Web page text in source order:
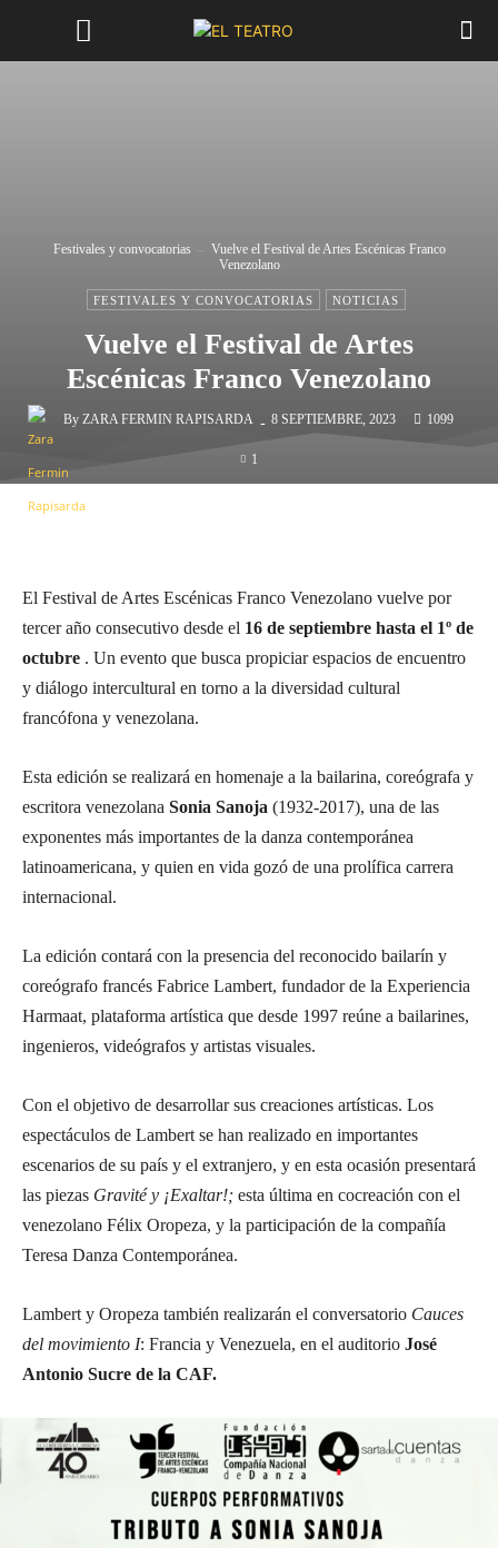
Festivales y convocatorias
Vuelve el Festival de Artes Escénicas Franco
Venezolano
FESTIVALES Y CONVOCATORIAS NOTICIAS
Vuelve el Festival de Artes
Escénicas Franco Venezolano
By ZARA FERMIN RAPISARDA - 8 SEPTIEMBRE, 2023 1099
1
El Festival de Artes Escénicas Franco Venezolano vuelve por
tercer año consecutivo desde el 16 de septiembre hasta el 1º de
octubre . Un evento que busca propiciar espacios de encuentro
y diálogo intercultural en torno a la diversidad cultural
francófona y venezolana.
Esta edición se realizará en homenaje a la bailarina, coreógrafa y
escritora venezolana Sonia Sanoja (1932-2017), una de las
exponentes más importantes de la danza contemporánea
latinoamericana, y quien en vida gozó de una prolífica carrera
internacional.
La edición contará con la presencia del reconocido bailarín y
coreógrafo francés Fabrice Lambert, fundador de la Experiencia
Harmaat, plataforma artística que desde 1997 reúne a bailarines,
ingenieros, videógrafos y artistas visuales.
Con el objetivo de desarrollar sus creaciones artísticas. Los
espectáculos de Lambert se han realizado en importantes
escenarios de su país y el extranjero, y en esta ocasión presentará
las piezas Gravité y ¡Exaltar!; esta última en cocreación con el
venezolano Félix Oropeza, y la participación de la compañía
Teresa Danza Contemporánea.
Lambert y Oropeza también realizarán el conversatorio Cauces
del movimiento I: Francia y Venezuela, en el auditorio José
Antonio Sucre de la CAF.